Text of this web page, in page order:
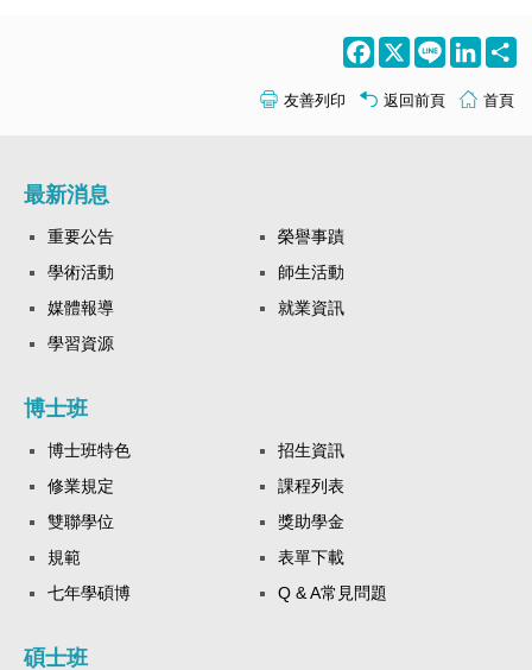
Facebook
X Line
友善列印 返回前頁 首頁
最新消息
重要公告
榮譽事蹟
學術活動
師生活動
媒體報導
就業資訊
學習資源
博士班
博士班特色
招生資訊
修業規定
課程列表
雙聯學位
獎助學金
規範
表單下載
七年學碩博
Q & A常見問題
碩士班